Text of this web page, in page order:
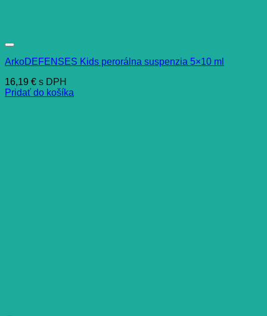
ArkoDEFENSES Kids perorálna suspenzia 5×10 ml
16,19 € s DPH
Pridať do košíka